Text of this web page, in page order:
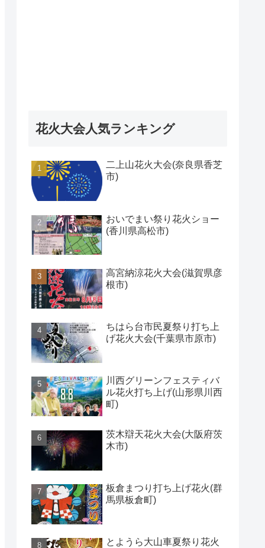
花火大会人気ランキング
二上山花火大会(奈良県香芝
市)
おいでまい祭り花火ショー
(香川県高松市)
高宮納涼花火大会(滋賀県彦
根市)
ちはら台市民夏祭り打ち上
げ花火大会(千葉県市原市)
川西グリーンフェスティバ
ル花火打ち上げ(山形県川西
町)
茨木辯天花火大会(大阪府茨
木市)
板倉まつり打ち上げ花火(群
馬県板倉町)
とようら大山車夏祭り花火